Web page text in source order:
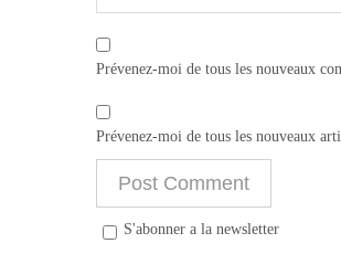
Prévenez-moi de tous les nouveaux
Prévenez-moi de tous les nouveaux
S'abonner a la newsletter